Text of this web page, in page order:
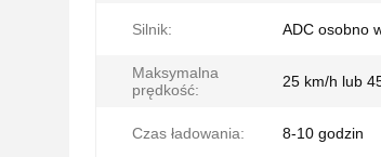
Silnik: ADC osobno
Maksymalna
prędkość:
25 km/h lub
Czas ładowania: 8-10 godzin